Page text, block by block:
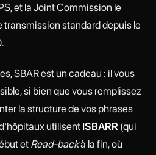
et la Joint Commission le
transmission standard depuis le
SBAR est un cadeau : il vous
si bien que vous remplissez
la structure de vos phrases
utilisent ISBARR (qui
et Read-backà la fin, où